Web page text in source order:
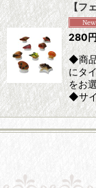
並び順:
【フ
280円
◆商
にタ
をお
◆サ